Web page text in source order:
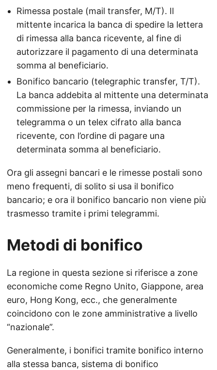
Rimessa postale (mail transfer, M/T). Il
mittente incarica la banca di spedire la lettera
di rimessa alla banca ricevente, al fine di
autorizzare il pagamento di una determinata
somma al beneficiario.
Bonifico bancario (telegraphic transfer, T/T).
La banca addebita al mittente una determinata
commissione per la rimessa, inviando un
telegramma o un telex cifrato alla banca
ricevente, con l’ordine di pagare una
determinata somma al beneficiario.
Ora gli assegni bancari e le rimesse postali sono
meno frequenti, di solito si usa il bonifico
bancario; e ora il bonifico bancario non viene più
trasmesso tramite i primi telegrammi.
Metodi di bonifico
La regione in questa sezione si riferisce a zone
economiche come Regno Unito, Giappone, area
euro, Hong Kong, ecc., che generalmente
coincidono con le zone amministrative a livello
“nazionale”.
Generalmente, i bonifici tramite bonifico interno
alla stessa banca, sistema di bonifico